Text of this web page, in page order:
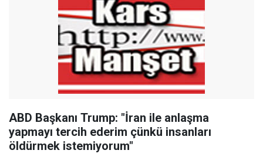
ABD Başkanı Trump: "İran ile anlaşma
yapmayı tercih ederim çünkü insanları
öldürmek istemiyorum"